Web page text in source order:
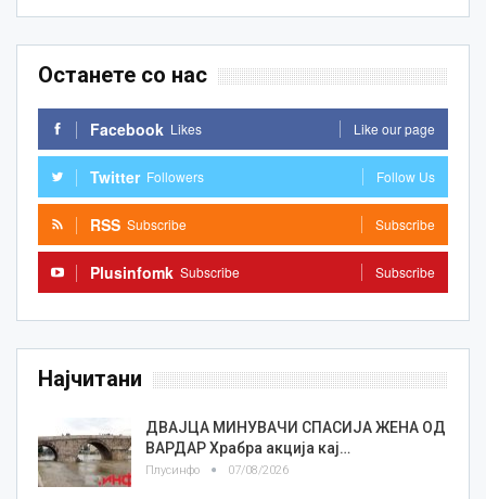
Останете со нас
Facebook Likes Like our page
Twitter Followers Follow Us
RSS Subscribe Subscribe
Plusinfomk Subscribe Subscribe
Најчитани
ДВАЈЦА МИНУВАЧИ СПАСИЈА ЖЕНА ОД
ВАРДАР Храбра акција кај…
Плусинфо 07/08/2026